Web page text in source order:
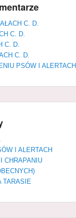
C. D.
C. D.
C. D.
C. D.
PSÓW I ALERTACH
I ALERTACH
CHRAPANIU
TARASIE